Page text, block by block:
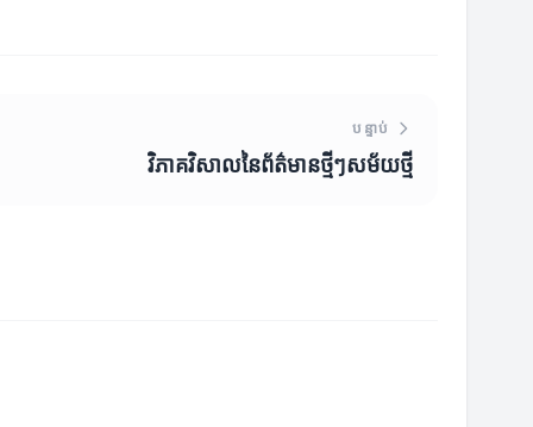
បន្ទាប់
វិភាគវិសាលនៃព័ត៌មានថ្មីៗសម័យថ្មី